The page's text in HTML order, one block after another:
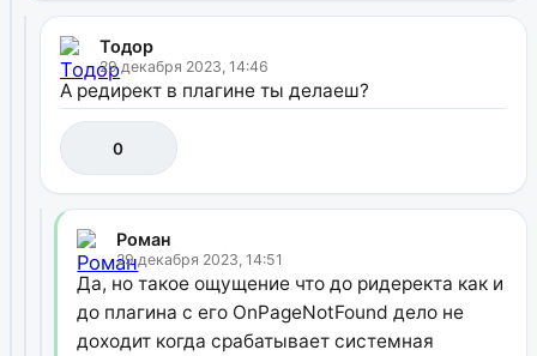
Тодор
29 декабря 2023, 14:46
А редирект в плагине ты делаеш?
0
Роман
29 декабря 2023, 14:51
Да, но такое ощущение что до ридеректа как и
до плагина с его OnPageNotFound дело не
доходит когда срабатывает системная